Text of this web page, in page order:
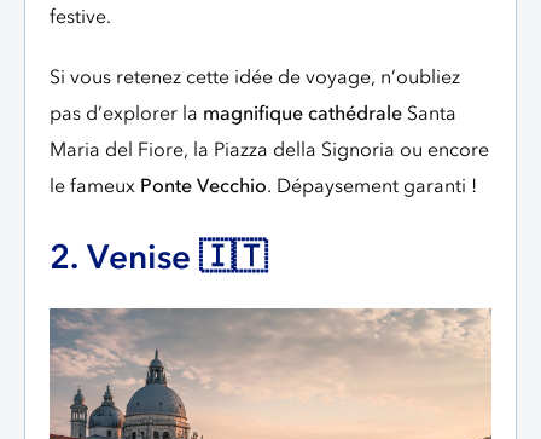
festive.
Si vous retenez cette idée de voyage, n’oubliez
pas d’explorer la magnifique cathédrale Santa
Maria del Fiore, la Piazza della Signoria ou encore
le fameux Ponte Vecchio. Dépaysement garanti !
2. Venise 🇮🇹